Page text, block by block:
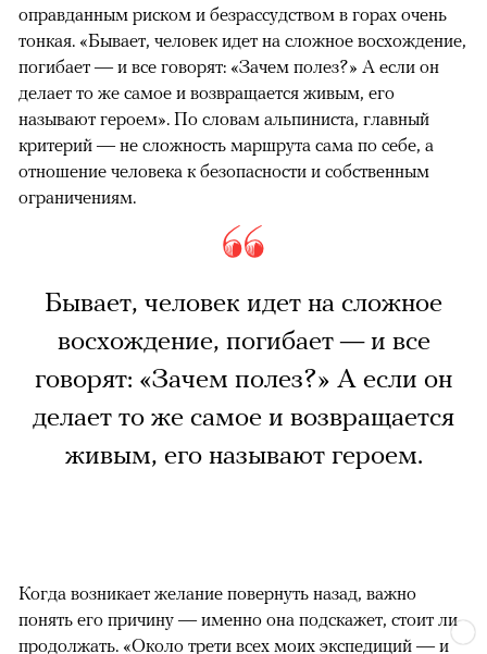
оправданным риском и безрассудством в горах очень
тонкая. «Бывает, человек идет на сложное восхождение,
погибает — и все говорят: «Зачем полез?» А если он
делает то же самое и возвращается живым, его
называют героем». По словам альпиниста, главный
критерий — не сложность маршрута сама по себе, а
отношение человека к безопасности и собственным
ограничениям.
Бывает, человек идет на сложное
восхождение, погибает — и все
говорят: «Зачем полез?» А если он
делает то же самое и возвращается
живым, его называют героем.
Когда возникает желание повернуть назад, важно
понять его причину — именно она подскажет, стоит ли
продолжать. «Около трети всех моих экспедиций — и